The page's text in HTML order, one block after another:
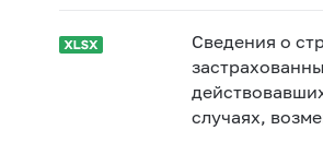
Сведения о
случаях,